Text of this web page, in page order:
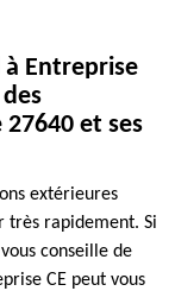
Entreprise
et ses
extérieures
très rapidement. Si
conseille de
CE peut vous